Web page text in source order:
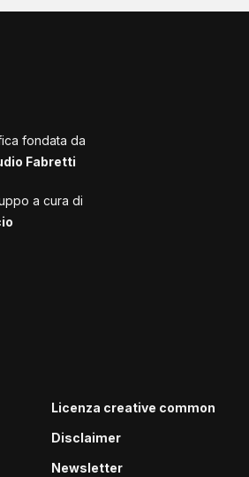
fondata da
Fabretti
a cura di
Licenza creative common
Disclaimer
Newsletter